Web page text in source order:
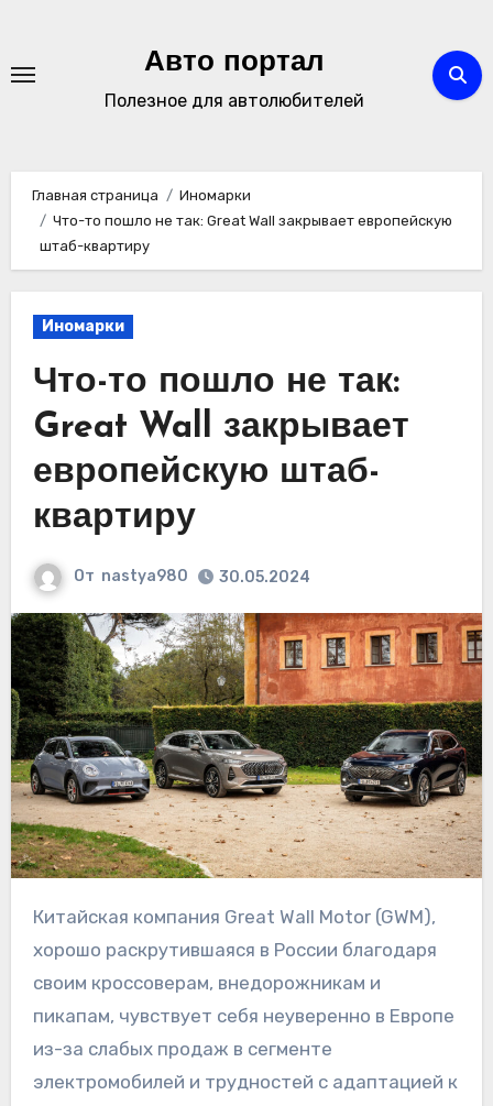
содержимому
Авто портал
Полезное для автолюбителей
Главная страница
Иномарки
Что-то пошло не так: Great Wall закрывает европейскую
штаб-квартиру
Иномарки
Что-то пошло не так:
Great Wall закрывает
европейскую штаб-
квартиру
От nastya980 30.05.2024
Китайская компания Great Wall Motor (GWM),
хорошо раскрутившаяся в России благодаря
своим кроссоверам, внедорожникам и
пикапам, чувствует себя неуверенно в Европе
из-за слабых продаж в сегменте
электромобилей и трудностей с адаптацией к